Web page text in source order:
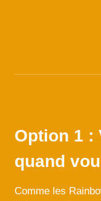
Option 1 :
quand
Comme les